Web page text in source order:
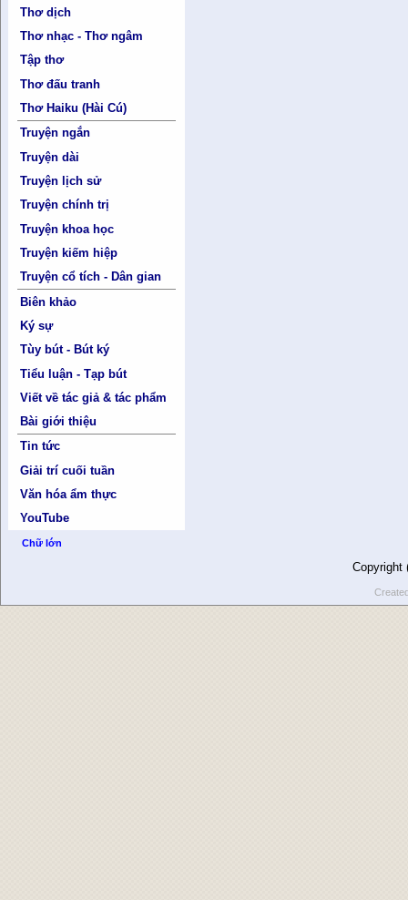
Thơ dịch
Thơ nhạc - Thơ ngâm
Tập thơ
Thơ đấu tranh
Thơ Haiku (Hài Cú)
Truyện ngắn
Truyện dài
Truyện lịch sử
Truyện chính trị
Truyện khoa học
Truyện kiếm hiệp
Truyện cổ tích - Dân gian
Biên khảo
Ký sự
Tùy bút - Bút ký
Tiểu luận - Tạp bút
Viết về tác giả & tác phẩm
Bài giới thiệu
Tin tức
Giải trí cuối tuần
Văn hóa ẩm thực
YouTube
Chữ lớn
Copyright